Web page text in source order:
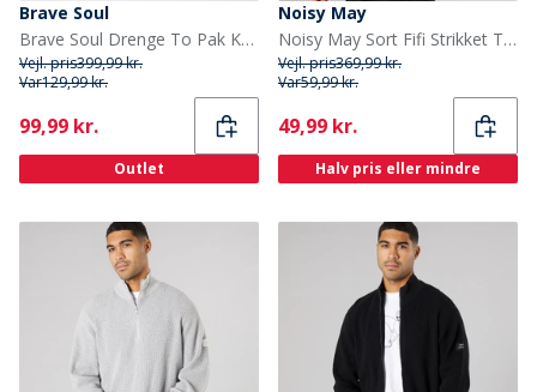
Brave Soul
Brave Soul Drenge To Pak Kvart Lynlås Jumpere Sort / Sølv Grå Melering
Vejl. pris399,99 kr.
Var129,99 kr.
Current
99,99 kr.
Outlet
Noisy May
Noisy May Sort Fifi Strikket Trøje Sort
Vejl. pris369,99 kr.
Var59,99 kr.
Current
49,99 kr.
Halv pris eller mindre